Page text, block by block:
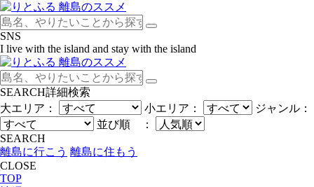
SNS
I live with the island and stay with the island
SEARCH詳細検索
大エリア：
小エリア：
ジャンル：
並び順 ：
SEARCH
離島に行こう 離島に住もう
CLOSE
TOP